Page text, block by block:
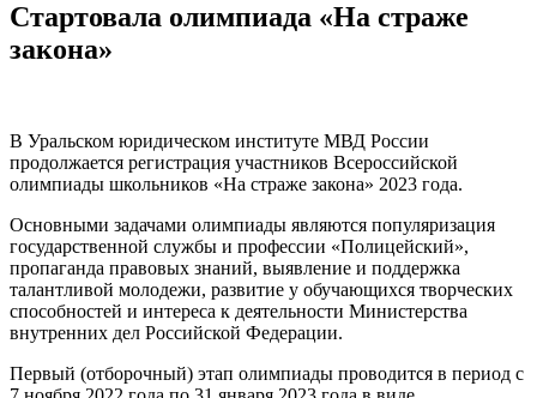
Стартовала олимпиада «На страже
закона»
В Уральском юридическом институте МВД России
продолжается регистрация участников Всероссийской
олимпиады школьников «На страже закона» 2023 года.
Основными задачами олимпиады являются популяризация
государственной службы и профессии «Полицейский»,
пропаганда правовых знаний, выявление и поддержка
талантливой молодежи, развитие у обучающихся творческих
способностей и интереса к деятельности Министерства
внутренних дел Российской Федерации.
Первый (отборочный) этап олимпиады проводится в период с